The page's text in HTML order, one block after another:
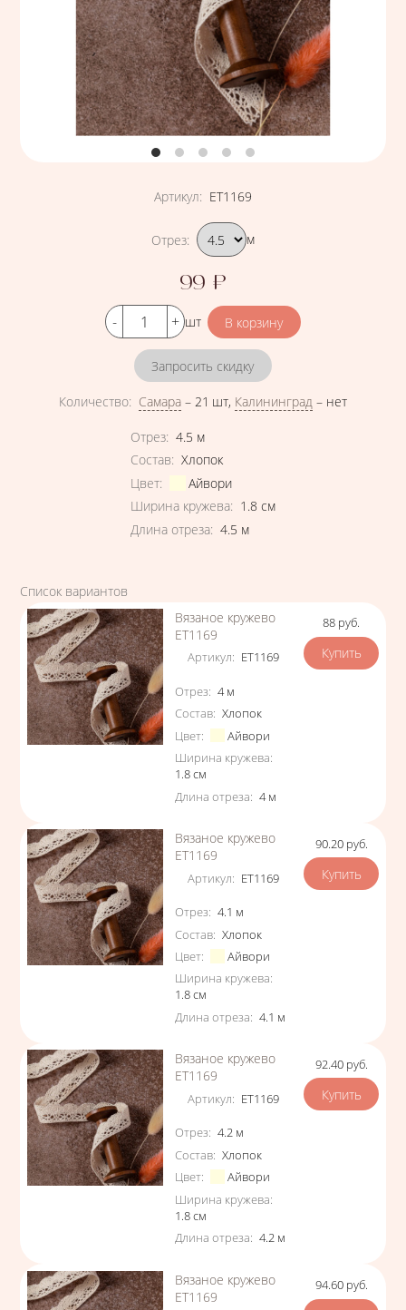
Артикул: ЕТ1169
Подобрать вариант
Отрез: м
Цена
99 ₽
Кол-во шт
Запросить скидку
Количество: Самара –21 шт, Калининград – нет
Характеристики
Отрез: 4.5 м
Состав: Хлопок
Цвет:
Айвори
Ширина кружева: 1.8 см
Длина отреза: 4.5 м
Список вариантов
Вязаное кружево
ЕТ1169
Артикул: ЕТ1169
Характеристики
Отрез: 4 м
Состав: Хлопок
Цвет:
Айвори
Ширина кружева:
1.8см
Длина отреза: 4 м
Цена
88 руб.
Вязаное кружево
ЕТ1169
Артикул: ЕТ1169
Характеристики
Отрез: 4.1 м
Состав: Хлопок
Цвет:
Айвори
Ширина кружева:
1.8см
Длина отреза: 4.1 м
Цена
90.20 руб.
Вязаное кружево
ЕТ1169
Артикул: ЕТ1169
Характеристики
Отрез: 4.2 м
Состав: Хлопок
Цвет:
Айвори
Ширина кружева:
1.8см
Длина отреза: 4.2 м
Цена
92.40 руб.
Вязаное кружево
ЕТ1169
Цена
94.60 руб.